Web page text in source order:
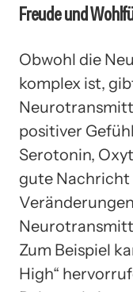
Freude und
Obwohl die
komplex ist,
positiver
Serotonin,
gute Nachricht
Zum Beispiel
High“